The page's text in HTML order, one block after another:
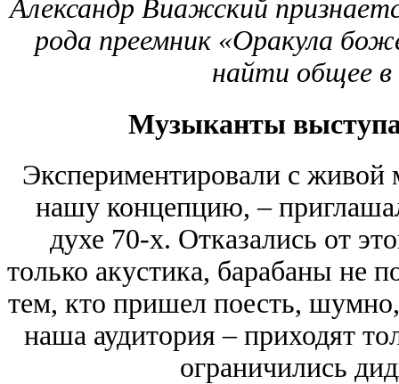
Александр Виажский
рода преемник «Оракула
найти общее в
Музыканты
Экспериментировали с живой
нашу концепцию, –
духе 70-х. Отказались от
только акустика, барабаны не
тем, кто пришел поесть, шумно,
наша аудитория – приходят
ограничились